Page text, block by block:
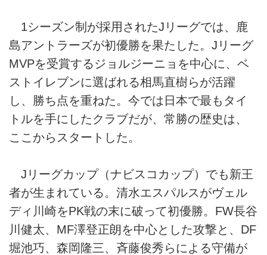
1シーズン制が採用されたJリーグでは、鹿
島アントラーズが初優勝を果たした。Jリーグ
MVPを受賞するジョルジーニョを中心に、ベ
ストイレブンに選ばれる相馬直樹らが活躍
し、勝ち点を重ねた。今では日本で最もタイ
トルを手にしたクラブだが、常勝の歴史は、
ここからスタートした。
Jリーグカップ（ナビスコカップ）でも新王
者が生まれている。清水エスパルスがヴェル
ディ川崎をPK戦の末に破って初優勝。FW長谷
川健太、MF澤登正朗を中心とした攻撃と、DF
堀池巧、森岡隆三、斉藤俊秀らによる守備が